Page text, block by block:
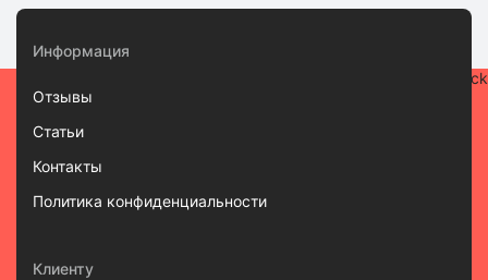
Информация
Отзывы
Статьи
Контакты
Политика конфиденциальности
Клиенту